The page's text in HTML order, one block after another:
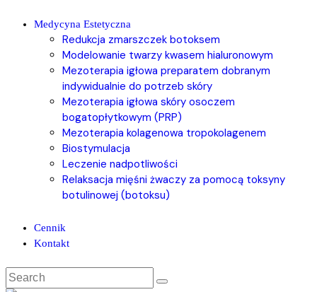
Medycyna Estetyczna
Redukcja zmarszczek botoksem
Modelowanie twarzy kwasem hialuronowym
Mezoterapia igłowa preparatem dobranym
indywidualnie do potrzeb skóry
Mezoterapia igłowa skóry osoczem
bogatopłytkowym (PRP)
Mezoterapia kolagenowa tropokolagenem
Biostymulacja
Leczenie nadpotliwości
Relaksacja mięśni żwaczy za pomocą toksyny
botulinowej (botoksu)
Cennik
Kontakt